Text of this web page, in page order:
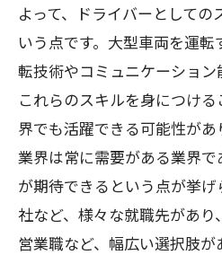
よって、ドライバーとして
いう点です。大型車両を運
転技術やコミュニケーション
これらのスキルを身につけ
界でも活躍できる可能性が
業界は常に需要がある業界
が期待できるという点が挙
社など、様々な就職先があ
営業職など、幅広い選択肢が